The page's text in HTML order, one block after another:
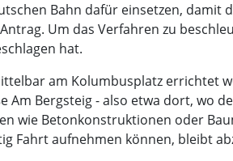
Bahn dafür einsetzen, damit
Um das Verfahren zu
hat.
am Kolumbusplatz errichtet
Bergsteig - also etwa dort, wo
wie Betonkonstruktionen oder
Fahrt aufnehmen können, bleibt